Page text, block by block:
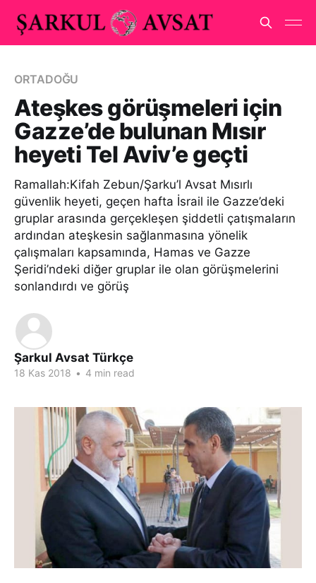
ORTADOĞU
Ateşkes görüşmeleri için
Gazze’de bulunan Mısır
heyeti Tel Aviv’e geçti
Ramallah:Kifah Zebun/Şarku’l Avsat Mısırlı
güvenlik heyeti, geçen hafta İsrail ile Gazze’deki
gruplar arasında gerçekleşen şiddetli çatışmaların
ardından ateşkesin sağlanmasına yönelik
çalışmaları kapsamında, Hamas ve Gazze
Şeridi’ndeki diğer gruplar ile olan görüşmelerini
sonlandırdı ve görüş
Şarkul Avsat Türkçe
18 Kas 2018 • 4 min read